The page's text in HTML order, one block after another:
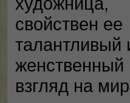
свойствен ее
талантливый
женственный
взгляд на